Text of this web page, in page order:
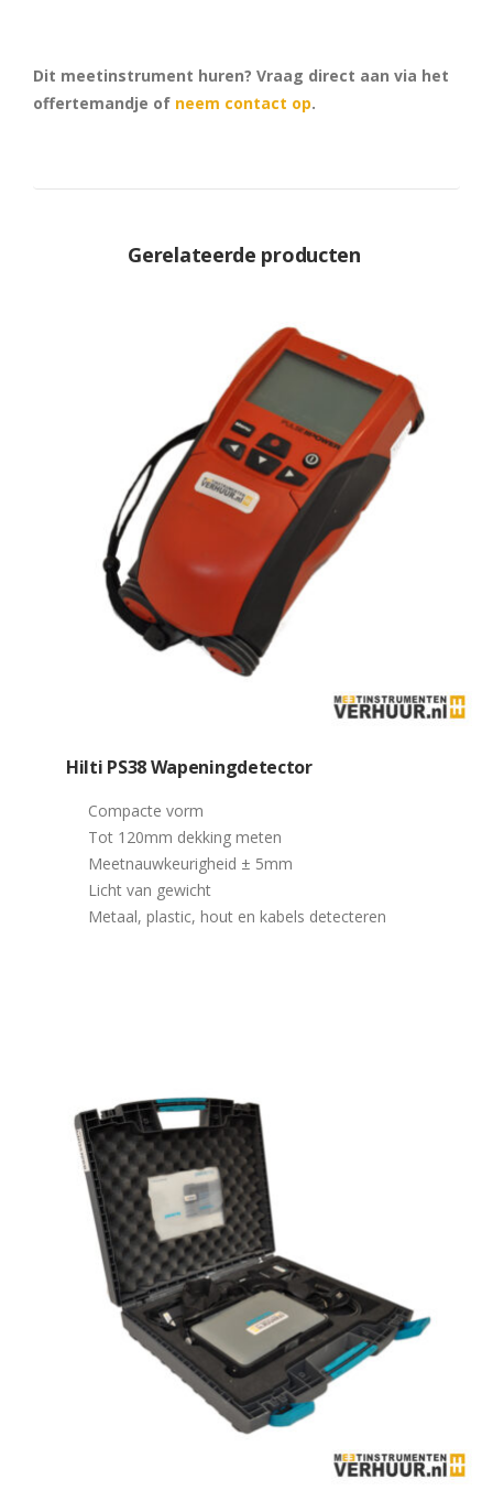
Dit meetinstrument huren? Vraag direct aan via het
offertemandje of neem contact op.
Gerelateerde producten
Hilti PS38 Wapeningdetector
Compacte vorm
Tot 120mm dekking meten
Meetnauwkeurigheid ± 5mm
Licht van gewicht
Metaal, plastic, hout en kabels detecteren